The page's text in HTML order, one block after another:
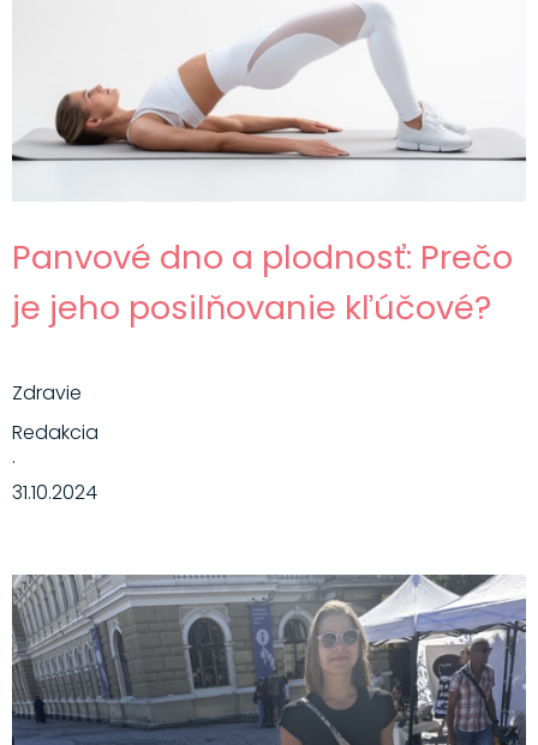
Panvové dno a plodnosť: Prečo
je jeho posilňovanie kľúčové?
Zdravie
Redakcia
·
31.10.2024